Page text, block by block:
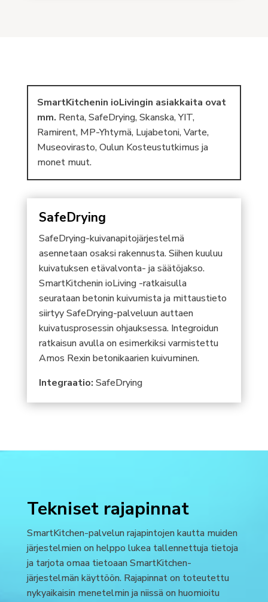
SmartKitchenin ioLivingin asiakkaita ovat
mm. Renta, SafeDrying, Skanska, YIT,
Ramirent, MP-Yhtymä, Lujabetoni, Varte,
Museovirasto, Oulun Kosteustutkimus ja
monet muut.
SafeDrying
SafeDrying-kuivanapitojärjestelmä
asennetaan osaksi rakennusta. Siihen kuuluu
kuivatuksen etävalvonta- ja säätöjakso.
SmartKitchenin ioLiving -ratkaisulla
seurataan betonin kuivumista ja mittaustieto
siirtyy SafeDrying-palveluun auttaen
kuivatusprosessin ohjauksessa. Integroidun
ratkaisun avulla on esimerkiksi varmistettu
Amos Rexin betonikaarien kuivuminen.
Integraatio: SafeDrying
Tekniset rajapinnat
SmartKitchen-palvelun rajapintojen kautta muiden
järjestelmien on helppo lukea tallennettuja tietoja
ja tarjota omaa tietoaan SmartKitchen-
järjestelmän käyttöön. Rajapinnat on toteutettu
nykyaikaisin menetelmin ja niissä on huomioitu